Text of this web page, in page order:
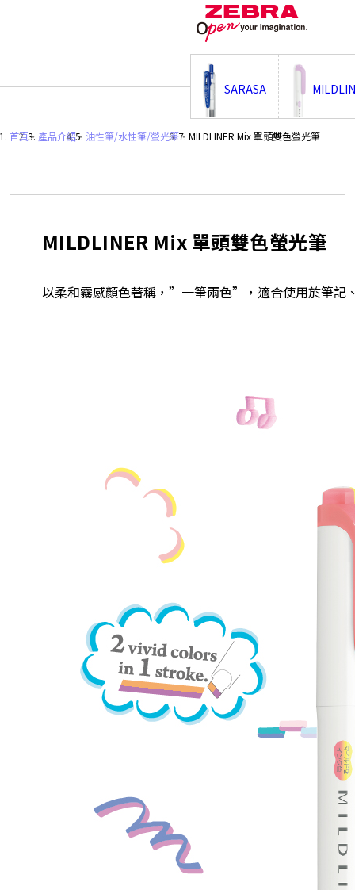
SARASA
首頁・ 產品介紹・ 油性筆/水性筆/螢光筆・ MILDLINER Mix 單頭雙色螢光筆
MILDLINER Mix 單頭雙色螢光筆
以柔和霧感顏色著稱，”一筆兩色”，適合使用於筆記